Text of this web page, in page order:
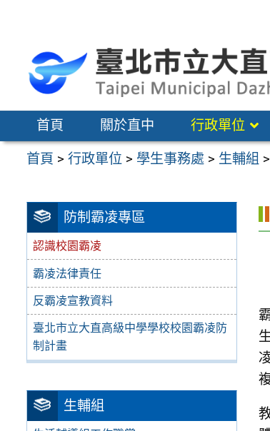
區
首頁 關於直中 行政單位
首頁 >行政單位 > 學生事務處 > 生輔組 >
防制霸凌專區
認識校園霸凌
霸凌法律責任
反霸凌宣教資料
臺北市立大直高級中學學校校園霸凌防
制計畫
生輔組